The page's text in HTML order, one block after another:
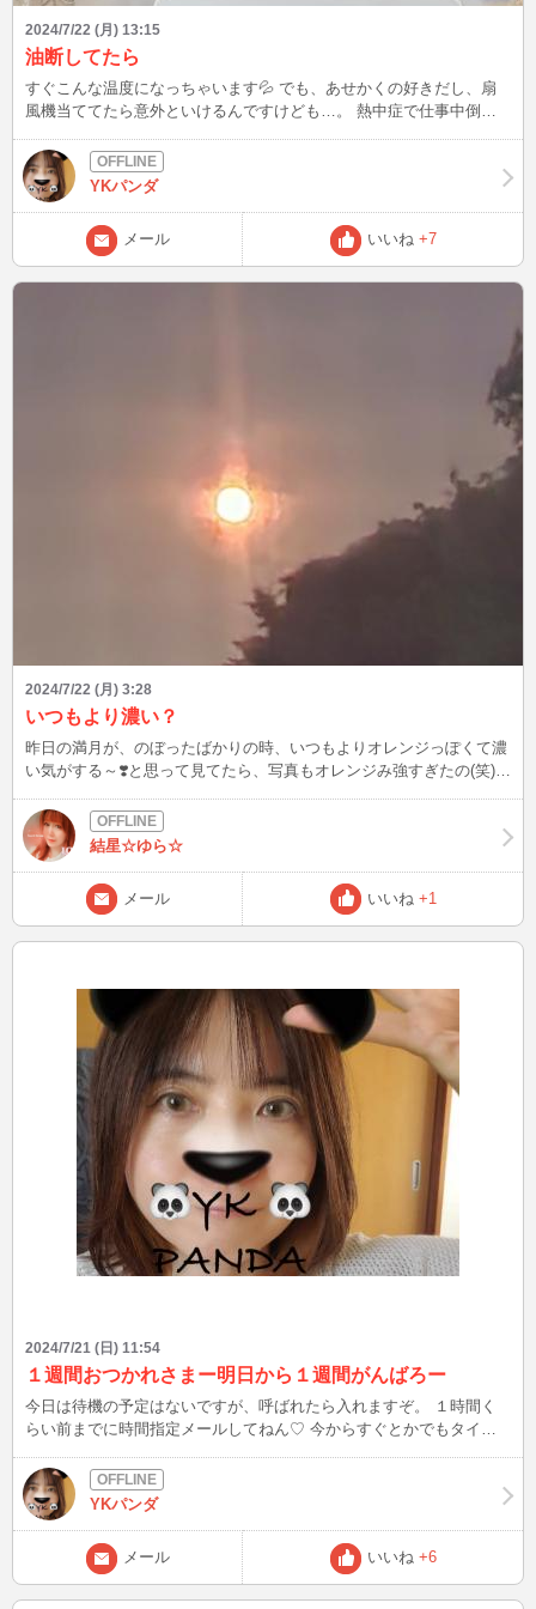
2024/7/22 (月) 13:15
油断してたら
すぐこんな温度になっちゃいます💦 でも、あせかくの好きだし、扇
風機当ててたら意外といけるんですけども…。 熱中症で仕事中倒れ
YKパンダ
メール いいね +7
2024/7/22 (月) 3:28
いつもより濃い？
昨日の満月が、のぼったばかりの時、いつもよりオレンジっぽくて濃
い気がする～❣️と思って見てたら、写真もオレンジみ強すぎたの(笑)
語だと「牡鹿月」っていうんだって。オスの角が生え変わる時期=再
生の力が強いから、願いが叶いやすいみたい🌕️あなたの今一番のお願
いなにかなぁ。ゆらにおしえてね❣️もしね諦めちゃったことや、また
やりたいなと思うことがあったら、何度でもチャンスはあるから大丈
夫૮₍˶ᵔ ᵕ ᵔ˶₎აいつもあなたを応援してるね💗 なかなかインできなくて、
そわそわなゆらだけど、いつもメッセージくださる方、ブログみてく
結星☆ゆら☆
メール いいね +1
2024/7/21 (日) 11:54
１週間おつかれさまー明日から１週間がんばろー
今日は待機の予定はないですが、呼ばれたら入れますぞ。 １時間く
らい前までに時間指定メールしてねん♡ 今からすぐとかでもタイミ
YKパンダ
メール いいね +6